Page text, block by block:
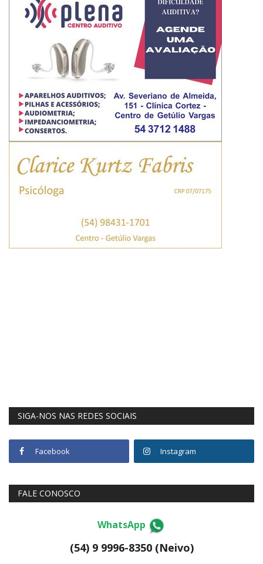
SIGA-NOS NAS REDES SOCIAIS
Facebook Instagram
FALE CONOSCO
WhatsApp
(54) 9 9996-8350 (Neivo)